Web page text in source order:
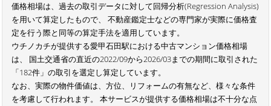
価格相場は、過去の取引データに対して回帰分析(Regression Analysis)
を用いて算定したもので、 不動産鑑定士などの専門家が実際に価格査
定を行う際と同等の算定手法を適用しています。
ウチノカチが提供する愛甲石田駅における中古マンション価格相場
は、 国土交通省の直近の2022/09から2026/03までの期間に取引された
「182件」の取引を選定し算定しています。
なお、実際の物件価値は、方位、リフォームの有無など、様々な条件
を考慮して行われます。 本サービスが提供する価格相場は不十分な点